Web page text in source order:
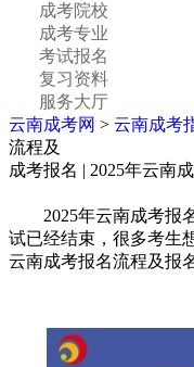
成考院校
成考专业
考试报名
复习资料
服务大厅
云南成考网 > 云南成考
流程及
成考报名 | 2025年云南
2025年云南成考报名
试已经结束，很多考生
云南成考报名流程及报